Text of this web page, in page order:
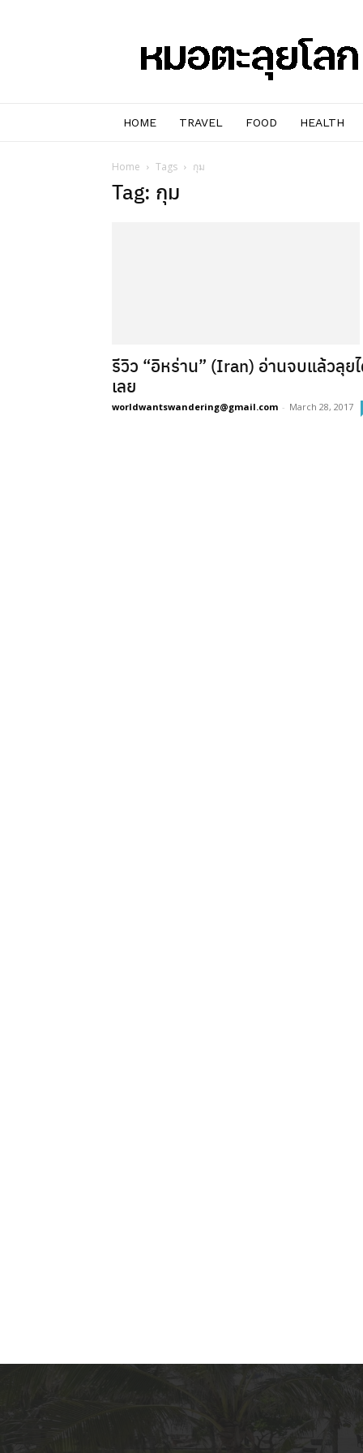
ตะลุย
โลก
HOME TRAVEL FOOD HEALTH
Home Tags กุม
Tag: กุม
รีวิว “อิหร่าน” (Iran) อ่านจบแล้วลุย
เลย
worldwantswandering@gmail.com - March 28, 2017